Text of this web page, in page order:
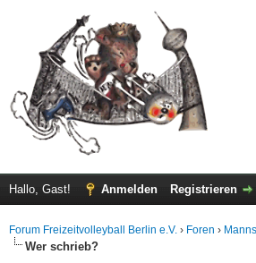
Hallo, Gast! Anmelden Registrieren
Forum Freizeitvolleyball Berlin e.V. › Foren ›
Wer schrieb?